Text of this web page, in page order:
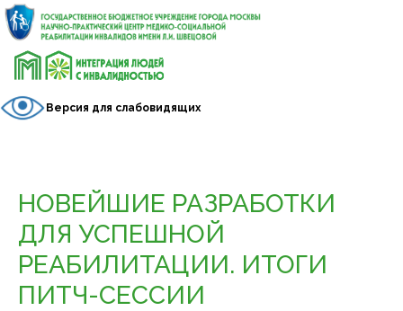
Версия для слабовидящих
НОВЕЙШИЕ РАЗРАБОТКИ
ДЛЯ УСПЕШНОЙ
РЕАБИЛИТАЦИИ. ИТОГИ
ПИТЧ-СЕССИИ